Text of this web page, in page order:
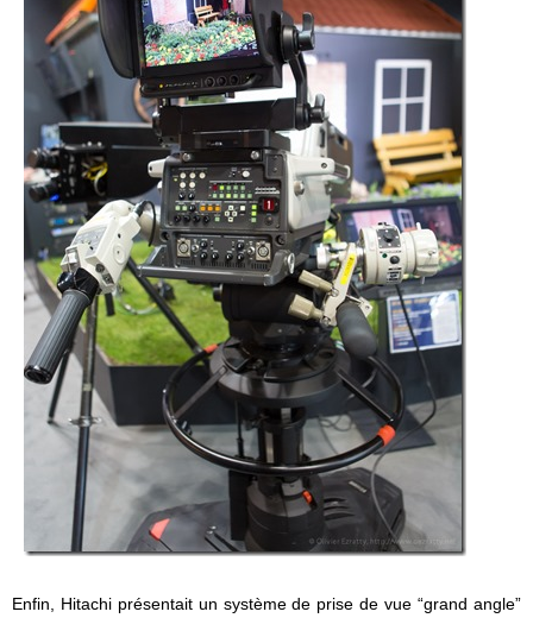
Enfin, Hitachi présentait un système de prise de vue “grand angle”